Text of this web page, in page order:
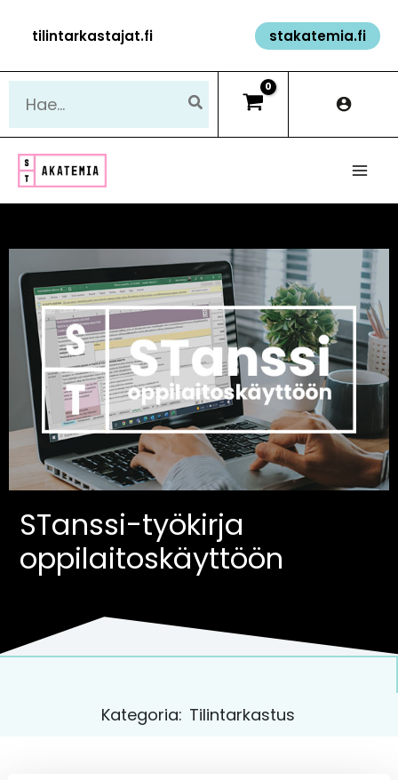
sisältöön
tilintarkastajat.fi stakatemia.fi
STanssi-työkirja
oppilaitoskäyttöön
Kategoria: Tilintarkastus